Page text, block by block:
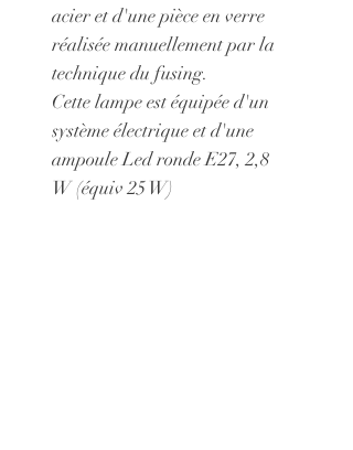
acier et d'une pièce en verre
réalisée manuellement par la
technique du fusing.
Cette lampe est équipée d'un
système électrique et d'une
ampoule Led ronde E27, 2,8
W (équiv 25 W)